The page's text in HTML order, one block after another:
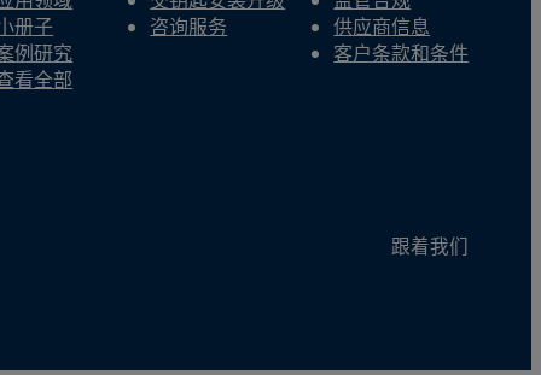
册子
例研究
看全部
咨询服务
供应商信息
客户条款和条件
跟着我们